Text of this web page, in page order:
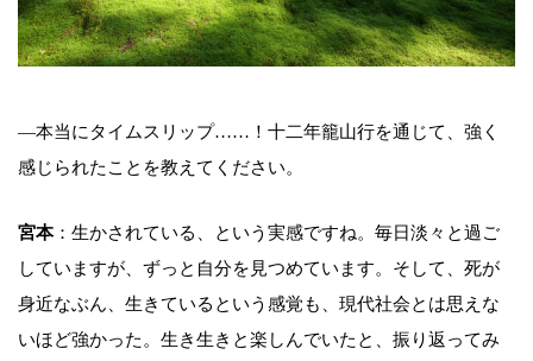
―本当にタイムスリップ……！十二年籠山行を通じて、強く
感じられたことを教えてください。
宮本：生かされている、という実感ですね。毎日淡々と過ご
していますが、ずっと自分を見つめています。そして、死が
身近なぶん、生きているという感覚も、現代社会とは思えな
いほど強かった。生き生きと楽しんでいたと、振り返ってみ